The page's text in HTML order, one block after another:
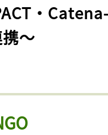
・
〜